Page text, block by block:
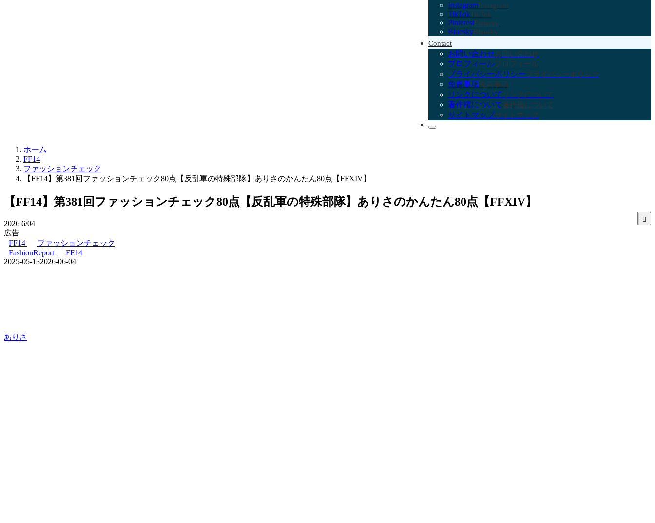
InstagramInstagram
TikTokTikTok
PinterestPinterest
BlueskyBluesky
Contact
お問い合わせお問い合わせ
プロフィールプロフィール
プライバシーポリシープライバシーポリシー
免責事項免責事項
リンクについて リンクについて
著作権について著作権について
サイトマップサイトマップ
ホーム
FF14
ファッションチェック
【FF14】第381回ファッションチェック80点【反乱軍の特殊部隊】ありさのかんたん80点【FFXIV】
【FF14】第381回ファッションチェック80点【反乱軍の特殊部隊】ありさのかんたん80点【FFXIV】
2026 6/04
広告
FF14
ファッションチェック
FashionReport
FF14
2025-05-132026-06-04
ありさ